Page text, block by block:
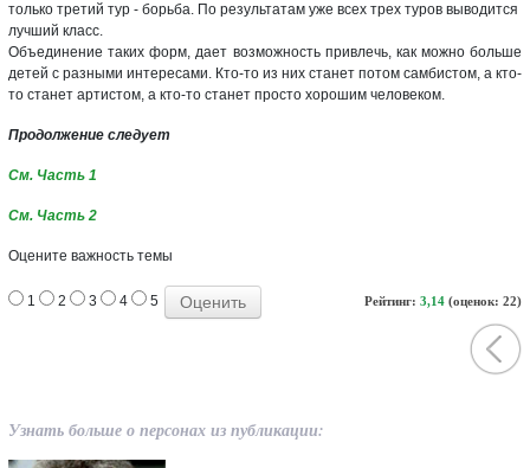
только третий тур - борьба. По результатам уже всех трех туров выводится
лучший класс.
Объединение таких форм, дает возможность привлечь, как можно больше
детей с разными интересами. Кто-то из них станет потом самбистом, а кто-
то станет артистом, а кто-то станет просто хорошим человеком.
Продолжение следует
См. Часть 1
См. Часть 2
Оцените важность темы
Рейтинг: 3,14 (оценок: 22)
1 2 3 4 5
Узнать больше о персонах из публикации: